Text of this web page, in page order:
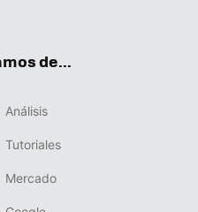
de...
Análisis
Tutoriales
Mercado